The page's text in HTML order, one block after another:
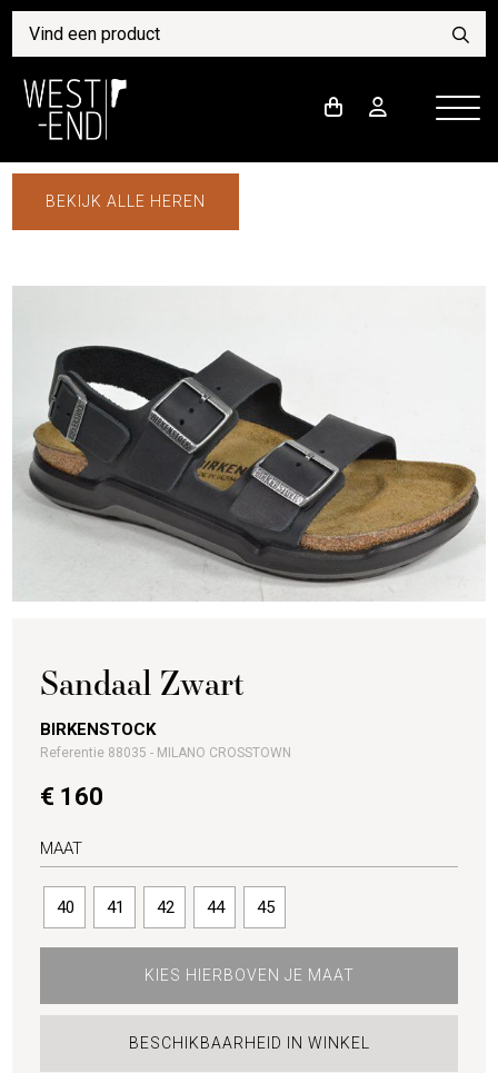
BEKIJK ALLE HEREN
Sandaal Zwart
BIRKENSTOCK
Referentie 88035 - MILANO CROSSTOWN
€ 160
MAAT
40 41 42 44 45
KIES HIERBOVEN JE MAAT
BESCHIKBAARHEID IN WINKEL